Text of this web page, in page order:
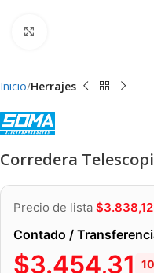
Inicio Herrajes
Corredera
Precio de lista $3.838,12
Contado /
$3.454,31